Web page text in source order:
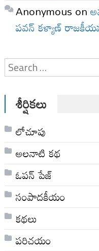
Anonymous on
పవన్ కళ్యాణ్
శీర్షికలు
లోచూపు
అల‌నాటి క‌థ‌
ఓపన్ పేజ్
సంపాదకీయం
కథలు
పరిచయం